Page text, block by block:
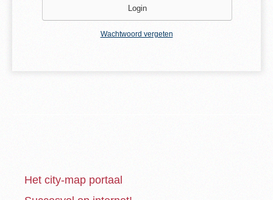
Wachtwoord vergeten
Het city-map portaal